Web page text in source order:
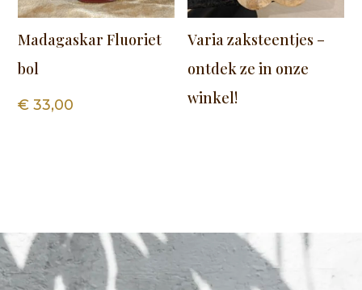
Madagaskar Fluoriet
bol
€ 33,00
Varia zaksteentjes –
ontdek ze in onze
winkel!